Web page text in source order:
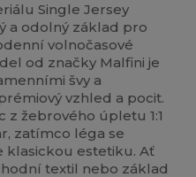
Single Jersey
a odolný základ pro
volnočasové
od značky Malfini je
švy a
vzhled a pocit.
z žebrového úpletu 1:1
zatímco léga se
klasickou estetiku. Ať
textil nebo základ